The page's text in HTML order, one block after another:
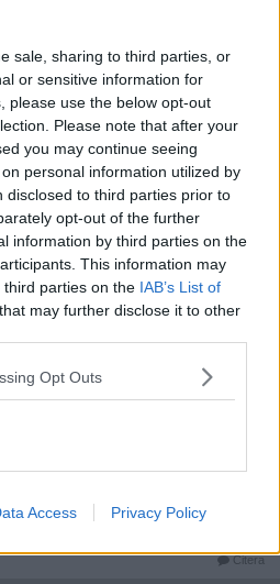
sale, sharing to third parties, or
or sensitive information for
please use the below opt-out
Please note that after your
you may continue seeing
personal information utilized by
disclosed to third parties prior to
opt-out of the further
information by third parties on the
This information may
parties on the IAB’s List of
that may further disclose it to other
Opt Outs
Access Privacy Policy
på samma vis som Ukrainare får åka
- det är en av de 7 grunder
till dig pga att du har fula kläder,
ett visst land.
vidare till rätten, fullständigt
i lagen
står i lagen är diskriminering
kränkts. För att vara
eller kränkningen också ha
eller uttryck
Citera